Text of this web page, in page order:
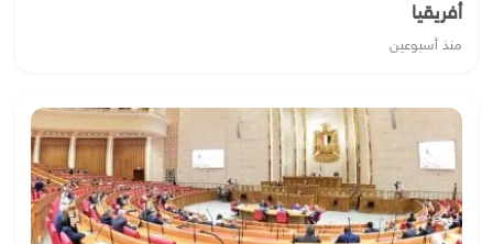
أفريقيا
منذ أسبوعين